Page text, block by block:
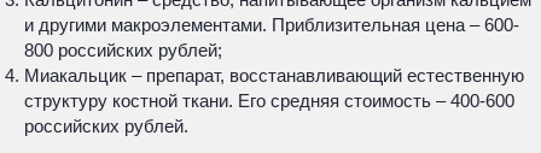
и другими макроэлементами. Приблизительная цена – 600-
800 российских рублей;
Миакальцик – препарат, восстанавливающий естественную
структуру костной ткани. Его средняя стоимость – 400-600
российских рублей.